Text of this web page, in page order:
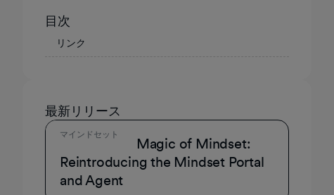
目次
リンク
最新リリース
マインドセット
Unmask the Magic of Mindset:
Reintroducing the Mindset Portal
and Agent